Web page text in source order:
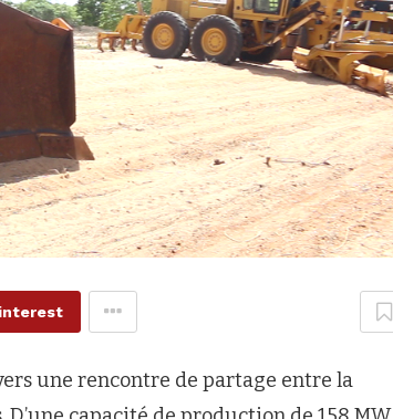
une rencontre de partage entre la